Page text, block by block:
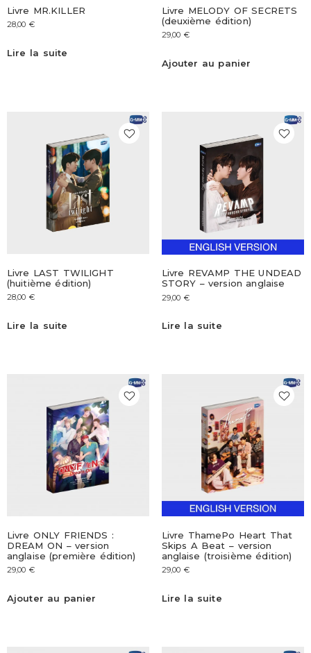
Livre MR.KILLER
28,00 €
Lire la suite
Livre MELODY OF SECRETS
(deuxième édition)
29,00 €
Ajouter au panier
Livre LAST TWILIGHT
(huitième édition)
28,00 €
Lire la suite
Livre REVAMP THE UNDEAD
STORY – version anglaise
29,00 €
Lire la suite
Livre ONLY FRIENDS :
DREAM ON – version
anglaise (première édition)
29,00 €
Ajouter au panier
Livre ThamePo Heart That
Skips A Beat – version
anglaise (troisième édition)
29,00 €
Lire la suite